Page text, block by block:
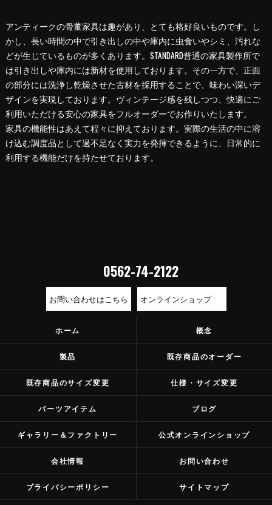
アンティークの骨董家具は趣があり、とても格好良いものです。し
かし、長い時間の中で引き出しの中や庫内に虫食いやシミ、汚れな
どが生じているものが多くあります。STANDARD普通の家具製作所で
は引き出しや庫内には新材を使用しております。その一方で、正面
の部分には洗浄し乾燥させた古材を採用することで、味わい深いデ
ザインを実現しております。ヴィンテージ感を残しつつ、快適にご
利用いただける安心の家具をフルオーダーでお作りいたします。
家具の機能性はあえて程々に抑えております。実際の生活の中に溶
け込む調度品として過不足なく実力を発揮できるように、日常的に
利用する機能だけを持たせております。
0562-74-2122
お問い合わせはこちら オンラインショップ
ホーム 概念
製品 既存商品のオーダー
既存商品のサイズ変更 仕様・サイズ変更
パーツアイテム ブログ
ギャラリー＆ファクトリー 公式オンラインショップ
会社情報 お問い合わせ
プライバシーポリシー サイトマップ